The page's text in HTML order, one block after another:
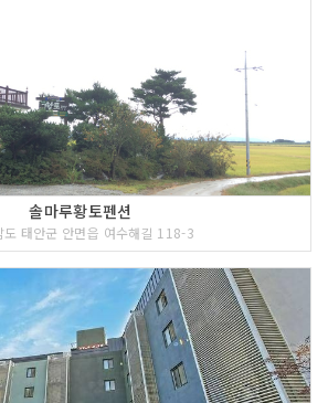
솔마루황토펜션
도 태안군 안면읍 여수해길 118-3